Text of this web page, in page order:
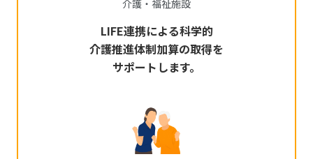
介護・福祉施設
LIFE連携による科学的
介護推進体制加算の取得を
サポートします。